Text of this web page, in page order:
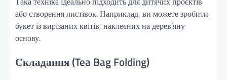
або створення листівок. Наприклад, ви можете зробити
букет із вирізаних квітів, наклеєних на дерев’яну
основу.
Складання (Tea Bag Folding)